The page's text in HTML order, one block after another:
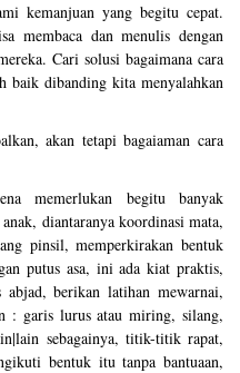
kemanjuan yang begitu cepat.
membaca dan menulis dengan
Cari solusi bagaimana cara
baik dibanding kita menyalahkan
akan tetapi bagaiaman cara
memerlukan begitu banyak
diantaranya koordinasi mata,
pinsil, memperkirakan bentuk
putus asa, ini ada kiat praktis,
berikan latihan mewarnai,
: garis lurus atau miring, silang,
sebagainya, titik-titik rapat,
bentuk itu tanpa bantuaan,